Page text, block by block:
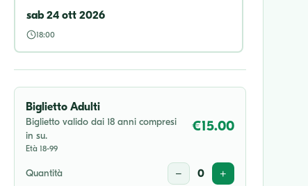
sab 24 ott 2026
18:00
Biglietto Adulti
Biglietto valido dai 18 anni compresi
in su.
Età 18-99
€15.00
Quantità − 0 +